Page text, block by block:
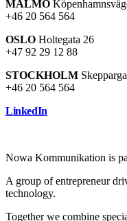
MALMÖ
+46 20 564 564
OSLO Holtegata 26
+47 92 29 12 88
STOCKHOLM
+46 20 564 564
LinkedIn
Nowa Kommunikation is
A group of entrepreneur
technology.
Together we combine